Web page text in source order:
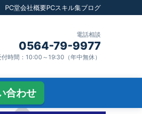
PC堂会社概要PCスキル集ブログ
電話相談
0564-79-9977
付時間：10:00～19:30（年中無休）
合わせ